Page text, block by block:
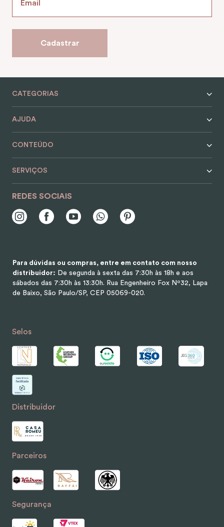
Cadastrar
CATEGORIAS
AJUDA
CONTEÚDO
SERVIÇOS
REDES SOCIAIS
Para dúvidas ou compras, entre em contato com nosso
distribuidor: De segunda à sexta das 7:30h às 18h e aos
sábados das 7:30h às 13:30h. Rua Engenheiro Fox Nº32, Lapa
de Baixo, São Paulo/SP, CEP 05069-020.
Selos
Distribuidor
Parceiros
Segurança